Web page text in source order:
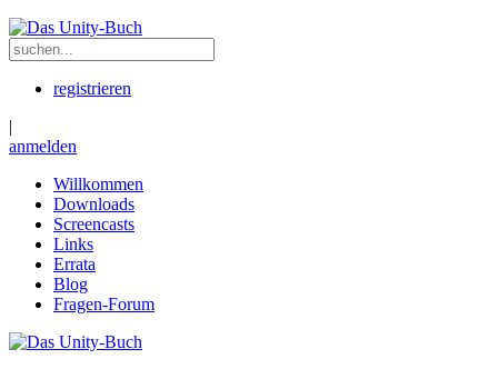
registrieren
|
anmelden
Willkommen
Downloads
Screencasts
Links
Errata
Blog
Fragen-Forum